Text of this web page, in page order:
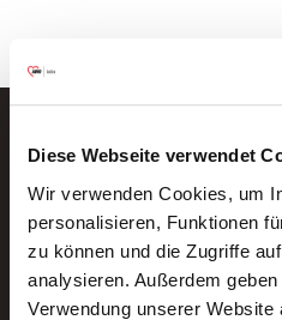
Diese Webseite verwendet
Wir verwenden Cookies, um
personalisieren, Funktionen
zu können und die Zugriffe
analysieren. Außerdem
Verwendung unserer
Neue
Ein kostenloser